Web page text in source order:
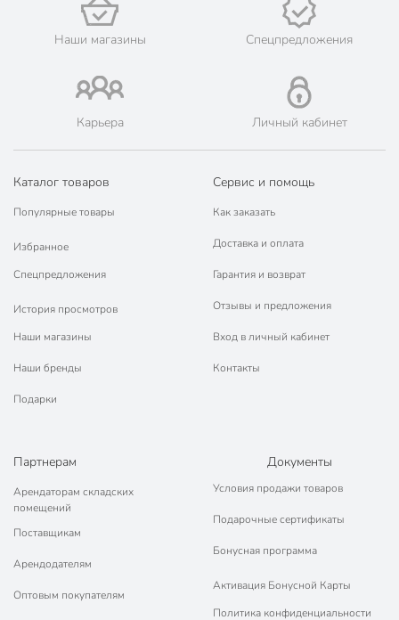
Наши магазины Спецпредложения
Карьера Личный кабинет
Каталог товаров
Популярные товары
Избранное
Спецпредложения
История просмотров
Наши магазины
Наши бренды
Подарки
Сервис и помощь
Как заказать
Доставка и оплата
Гарантия и возврат
Отзывы и предложения
Вход в личный кабинет
Контакты
Партнерам
Арендаторам складских
помещений
Поставщикам
Арендодателям
Оптовым покупателям
Документы
Условия продажи товаров
Подарочные сертификаты
Бонусная программа
Активация Бонусной Карты
Политика конфиденциальности